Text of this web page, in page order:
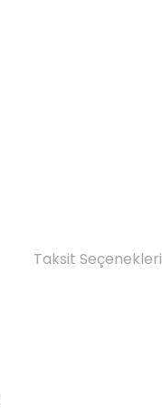
Taksit Seçenekleri